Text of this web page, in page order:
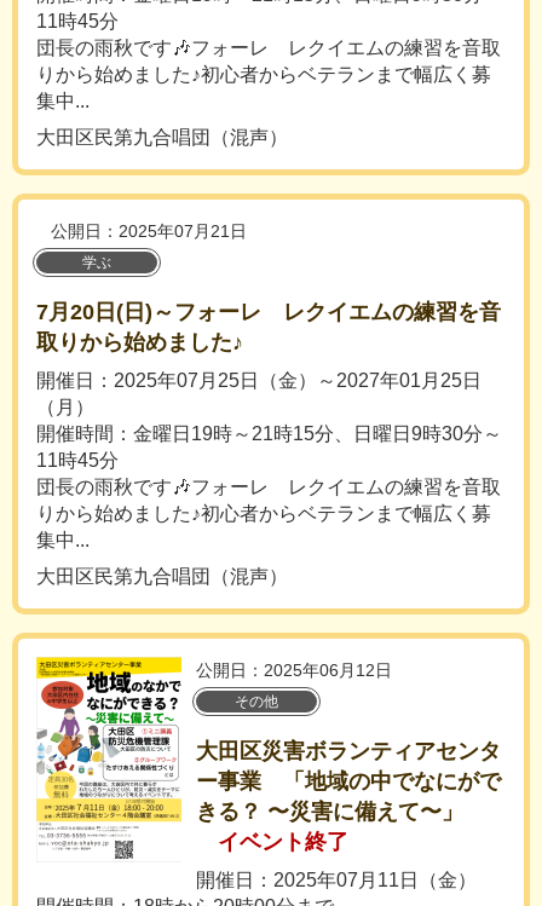
11時45分
団長の雨秋です🎶フォーレ レクイエムの練習を音取
りから始めました♪初心者からベテランまで幅広く募
集中...
大田区民第九合唱団（混声）
公開日：2025年07月21日
学ぶ
7月20日(日)～フォーレ レクイエムの練習を音
取りから始めました♪
開催日：2025年07月25日（金）～2027年01月25日
（月）
開催時間：金曜日19時～21時15分、日曜日9時30分～
11時45分
団長の雨秋です🎶フォーレ レクイエムの練習を音取
りから始めました♪初心者からベテランまで幅広く募
集中...
大田区民第九合唱団（混声）
公開日：2025年06月12日
その他
大田区災害ボランティアセンタ
ー事業 「地域の中でなにがで
きる？ 〜災害に備えて〜」
イベント終了
開催日：2025年07月11日（金）